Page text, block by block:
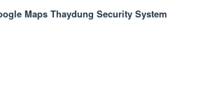
Maps Thaydung Security System